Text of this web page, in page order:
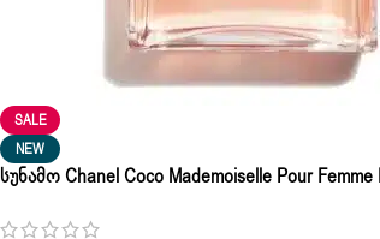
SALE
NEW
Სუნამო Chanel Coco Mademoiselle Pour Femme